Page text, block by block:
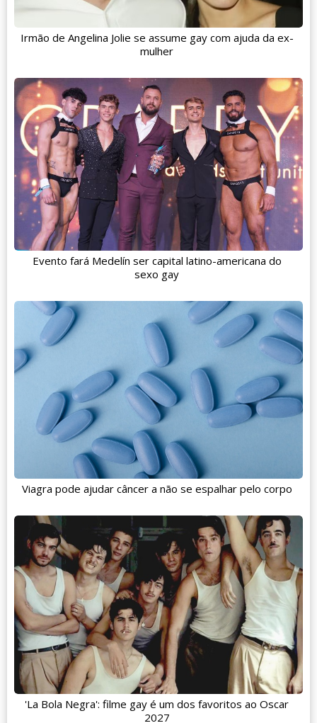
Irmão de Angelina Jolie se assume gay com ajuda da ex-
mulher
Evento fará Medelín ser capital latino-americana do
sexo gay
Viagra pode ajudar câncer a não se espalhar pelo corpo
'La Bola Negra': filme gay é um dos favoritos ao Oscar
2027